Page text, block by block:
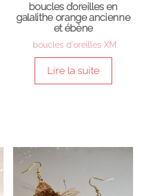
boucles d’oreilles en
galalithe orange ancienne
et ébène
boucles d'oreilles XM
Lire la suite